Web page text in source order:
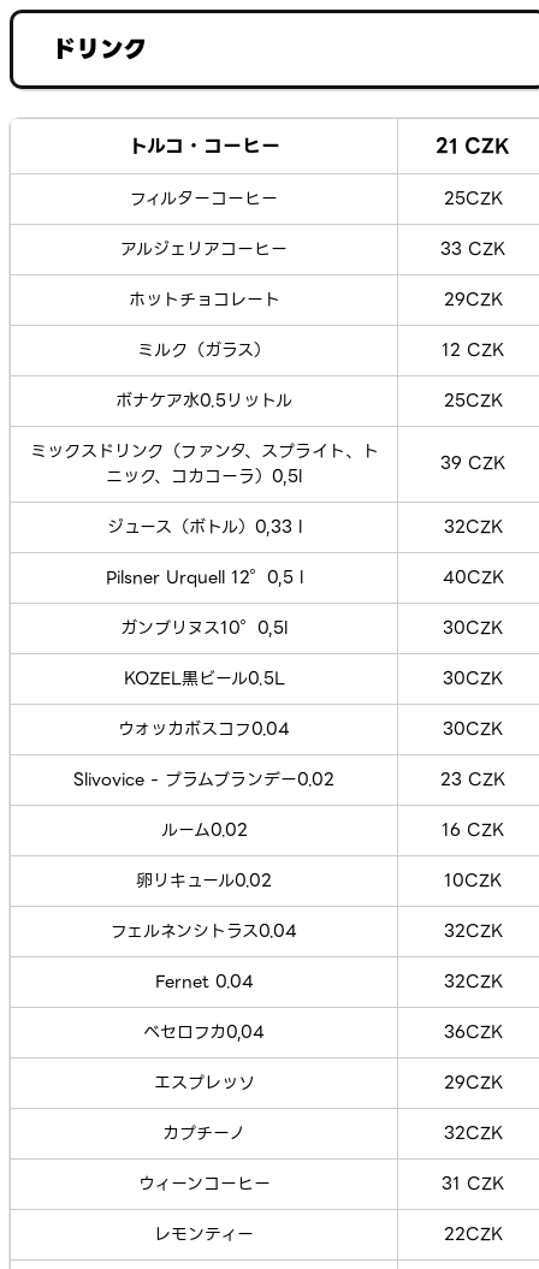
ドリンク
トルコ・コーヒー 21 CZK
フィルターコーヒー
25CZK
アルジェリアコーヒー
33 CZK
ホットチョコレート
29CZK
ミルク（ガラス）
12 CZK
ボナケア水0.5リットル
25CZK
ミックスドリンク（ファンタ、スプライト、ト
ニック、コカコーラ）0,5l
39 CZK
ジュース（ボトル）0,33 l
32CZK
Pilsner Urquell 12°0,5 l
40CZK
ガンブリヌス10°0,5l
30CZK
KOZEL黒ビール0.5L
30CZK
ウォッカボスコフ0.04
30CZK
Slivovice - プラムブランデー0.02
23 CZK
ルーム0.02
16 CZK
卵リキュール0.02
10CZK
フェルネンシトラス0.04
32CZK
Fernet 0.04
32CZK
ベセロフカ0,04
36CZK
エスプレッソ
29CZK
カプチーノ
32CZK
ウィーンコーヒー
31 CZK
レモンティー
22CZK